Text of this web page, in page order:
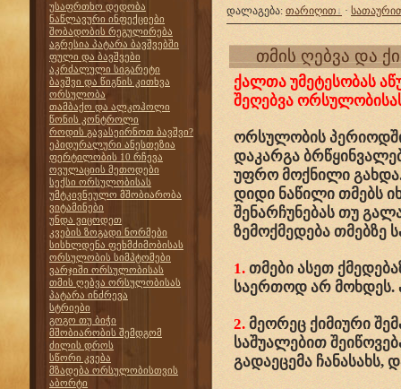
უსაფრთხო დედობა
ნაწლავური ინფექციები
შობადობის რეგულირება
აგრესია პატარა ბავშვებში
ფული და ბავშვები
აკრძალული სიგარეტი
ბავშვი და წიგნის კითხვა
ორსულობა
თამბაქო და ალკოჰოლი
წონის კონტროლი
როდის გავასეირნოთ ბავშვი?
ეპიდურალური ანესთეზია
ფერტილობის 10 რჩევა
ოვულაციის მეთოდები
სექსი ორსულობისას
უმტკივნეულო მშობიარობა
ვიტამინები
უნდა ვიცოდეთ
კვების ზოგადი ნორმები
სისხლდენა ფეხმძიმობისას
ორსულობის სიმპტომები
ვარჯიში ორსულობისას
თმის ღებვა ორსულობისას
პატარა ინძრევა
სტრიები
გოგო თუ ბიჭი
მშობიარობის შემდგომ
ძილის დროს
სწორი კვება
მზადება ორსულობისთვის
აბორტი
დალაგება: თარიღით ·
თმის ღებვა და
ქალთა უმეტესობას
შეღებვა
ორსულობის
დაკარგა
უფრო მოქნილი
დიდი ნაწილი თმებს
შენარჩუნებას თუ
ზემოქმედება თმებზე
1. თმები ასეთ
საერთოდ არ მოხდეს.
2. მეორეც ქიმიური
საშუალებით
გადაეცემა ჩანასახს,